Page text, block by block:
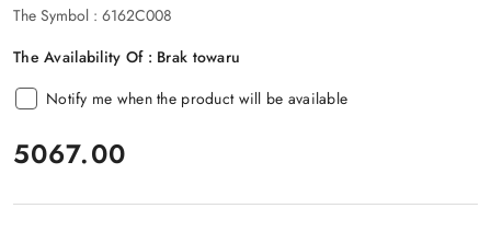
The Symbol : 6162C008
The Availability Of : Brak towaru
Notify me when the product will be available
price:
5067.00